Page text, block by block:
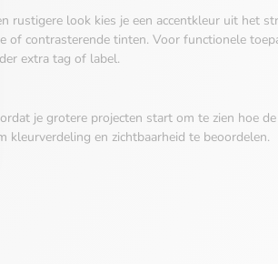
rustigere look kies je een accentkleur uit het
contrasterende tinten. Voor functionele
extra tag of label.
je grotere projecten start om te zien hoe
en zichtbaarheid te beoordelen.